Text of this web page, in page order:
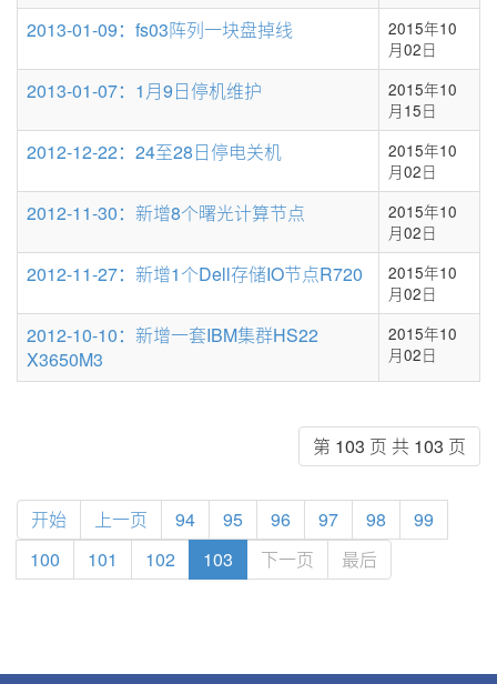
2013-01-09：fs03阵列一块盘掉线
2015年10
月02日
2013-01-07：1月9日停机维护
2015年10
月15日
2012-12-22：24至28日停电关机
2015年10
月02日
2012-11-30：新增8个曙光计算节点
2015年10
月02日
2012-11-27：新增1个Dell存储IO节点R720
2015年10
月02日
2012-10-10：新增一套IBM集群HS22
X3650M3
2015年10
月02日
第 103 页 共 103 页
开始 上一页 94 95 96 97 98
99
100
101 102 103 下一页 最后